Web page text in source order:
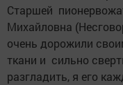
Старшей
Михайловна
очень дорожили
ткани и сильно
разгладить, я его